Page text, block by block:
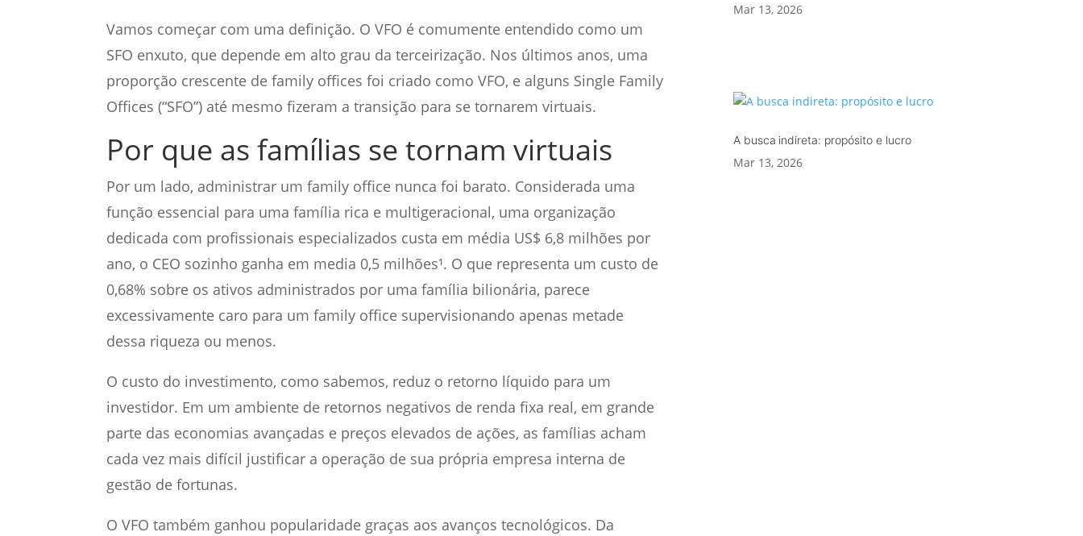
Vamos começar com uma definição. O VFO é comumente entendido como um
SFO enxuto, que depende em alto grau da terceirização. Nos últimos anos, uma
proporção crescente de family offices foi criado como VFO, e alguns Single Family
Offices (“SFO”) até mesmo fizeram a transição para se tornarem virtuais.
Por que as famílias se tornam virtuais
Por um lado, administrar um family office nunca foi barato. Considerada uma
função essencial para uma família rica e multigeracional, uma organização
dedicada com profissionais especializados custa em média US$ 6,8 milhões por
ano, o CEO sozinho ganha em media 0,5 milhões¹. O que representa um custo de
0,68% sobre os ativos administrados por uma família bilionária, parece
excessivamente caro para um family office supervisionando apenas metade
dessa riqueza ou menos.
O custo do investimento, como sabemos, reduz o retorno líquido para um
investidor. Em um ambiente de retornos negativos de renda fixa real, em grande
parte das economias avançadas e preços elevados de ações, as famílias acham
cada vez mais difícil justificar a operação de sua própria empresa interna de
gestão de fortunas.
O VFO também ganhou popularidade graças aos avanços tecnológicos. Da
Mar 13, 2026
A busca indireta: propósito e lucro
Mar 13, 2026